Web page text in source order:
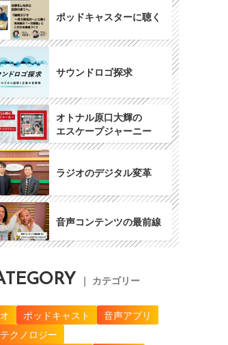
ポッドキャスターに聴く
サウンドロゴ探求
オトナル原口大輝の
エスケープジャーニー
ラジオのデジタル変革
音声コンテンツの最前線
｜ カテゴリー
ポッドキャスト
音声アプリ
クノロジー